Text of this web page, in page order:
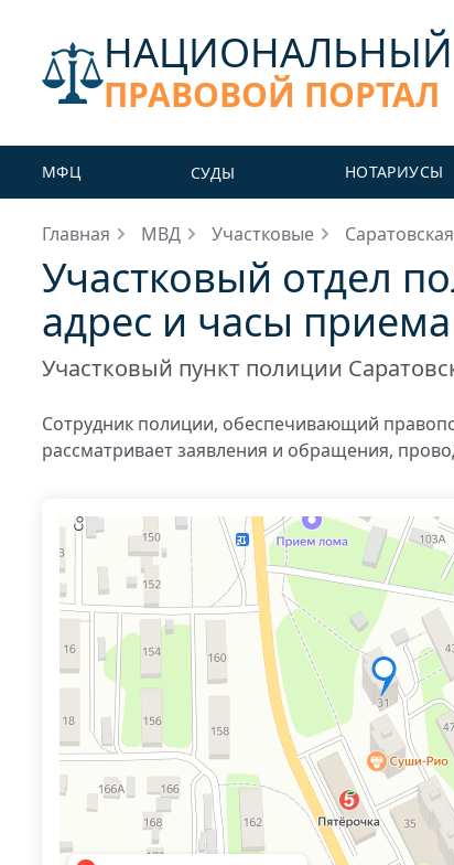
НАЦИОНАЛЬНЫЙ
ПРАВОВОЙ ПОРТАЛ
МФЦ СУДЫ НОТАРИУСЫ
Главная МВД Участковые
Участковый отдел
адрес и часы приема
Участковый пункт полиции
Сотрудник полиции, обеспечивающий
рассматривает заявления и обращения,